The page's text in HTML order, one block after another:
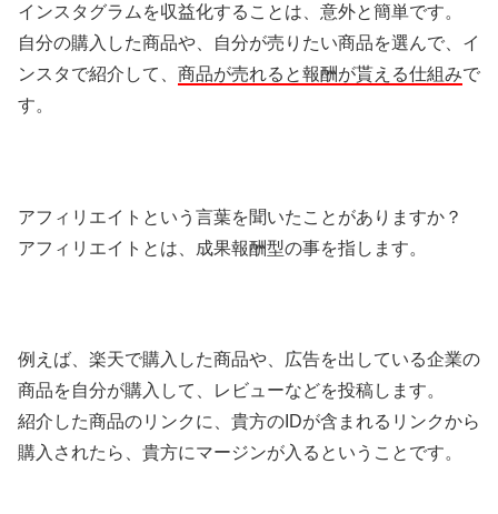
インスタグラムを収益化することは、意外と簡単です。
自分の購入した商品や、自分が売りたい商品を選んで、イ
ンスタで紹介して、 商品が売れると報酬が貰える仕組みで
す。
アフィリエイトという言葉を聞いたことがありますか？
アフィリエイトとは、成果報酬型の事を指します。
例えば、楽天で購入した商品や、広告を出している企業の
商品を自分が購入して、レビューなどを投稿します。
紹介した商品のリンクに、貴方のIDが含まれるリンクから
購入されたら、貴方にマージンが入るということです。